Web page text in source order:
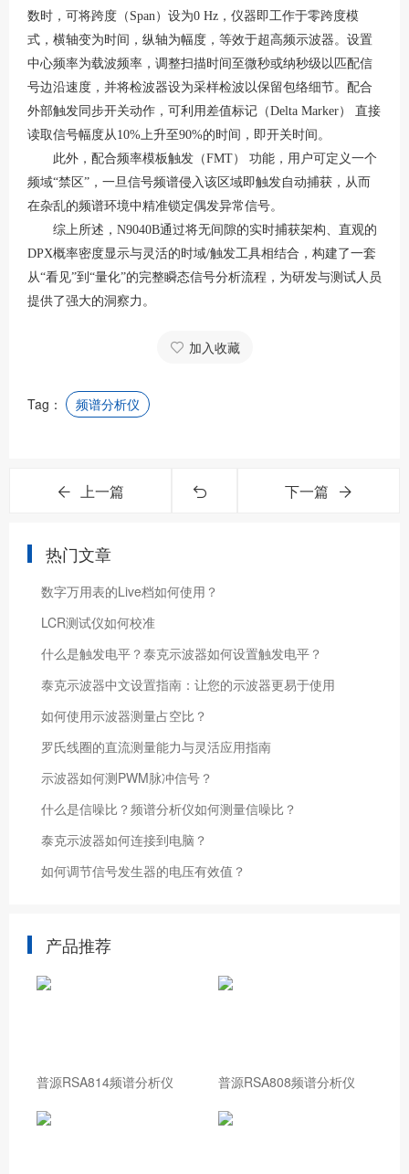
数时，可将跨度（Span）设为0 Hz，仪器即工作于零跨度模
式，横轴变为时间，纵轴为幅度，等效于超高频示波器。设置
中心频率为载波频率，调整扫描时间至微秒或纳秒级以匹配信
号边沿速度，并将检波器设为采样检波以保留包络细节。配合
外部触发同步开关动作，可利用差值标记（Delta Marker） 直接
读取信号幅度从10%上升至90%的时间，即开关时间 。
此外，配合频率模板触发（FMT） 功能，用户可定义一个
频域“禁区”，一旦信号频谱侵入该区域即触发自动捕获，从而
在杂乱的频谱环境中精准锁定偶发异常信号。
综上所述， N9040B通过将无间隙的实时捕获架构、直观的
DPX概率密度显示与灵活的时域/触发工具相结合，构建了一套
从“看见”到“量化”的完整瞬态信号分析流程，为研发与测试人员
提供了强大的洞察力。
加入收藏
Tag： 频谱分析仪
上一篇 下一篇
热门文章
数字万用表的Live档如何使用？
LCR测试仪如何校准
什么是触发电平？泰克示波器如何设置触发电平？
泰克示波器中文设置指南：让您的示波器更易于使用
如何使用示波器测量占空比？
罗氏线圈的直流测量能力与灵活应用指南
示波器如何测PWM脉冲信号？
什么是信噪比？频谱分析仪如何测量信噪比？
泰克示波器如何连接到电脑？
如何调节信号发生器的电压有效值？
产品推荐
普源RSA814频谱分析仪 普源RSA808频谱分析仪